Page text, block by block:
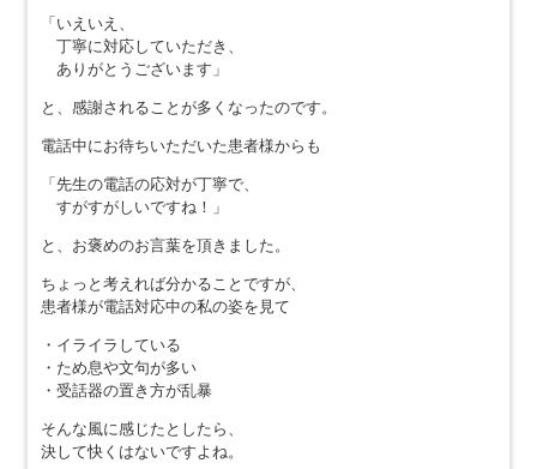
「いえいえ、
丁寧に対応していただき、
ありがとうございます」
と、感謝されることが多くなったのです。
電話中にお待ちいただいた患者様からも
「先生の電話の応対が丁寧で、
すがすがしいですね！」
と、お褒めのお言葉を頂きました。
ちょっと考えれば分かることですが、
患者様が電話対応中の私の姿を見て
・イライラしている
・ため息や文句が多い
・受話器の置き方が乱暴
そんな風に感じたとしたら、
決して快くはないですよね。